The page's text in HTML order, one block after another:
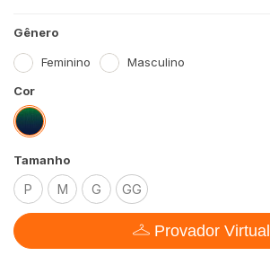
Gênero
Feminino Masculino
Cor
Tamanho
P M G GG
Provador Virtual